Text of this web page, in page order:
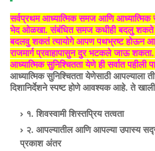
सर्वप्रथम आध्यात्मिक समज आणि आध्यात्मिक
भेद ओळखा. संबंधित समज कधीही बदलु शकते
बदलवु शकतं त्यायोगे आपण पथभ्रष्ट होऊन
राजमार्ग प्रवाहापासुन दुर भटकले जाऊ
आध्यात्मिक सुनिश्चितता येणे ही सर्वात पहीली
आध्यात्मिक सुनिश्चितता येणेसाठी आपल्याला
दिशानिर्देशने स्पष्ट होणे आवश्यक आहे. ते
१. शिवस्वामी शिस्तप्रिय तत्वता
२. आपल्यातील आणि आपल्या उपास्य
प्रकाश अंतर